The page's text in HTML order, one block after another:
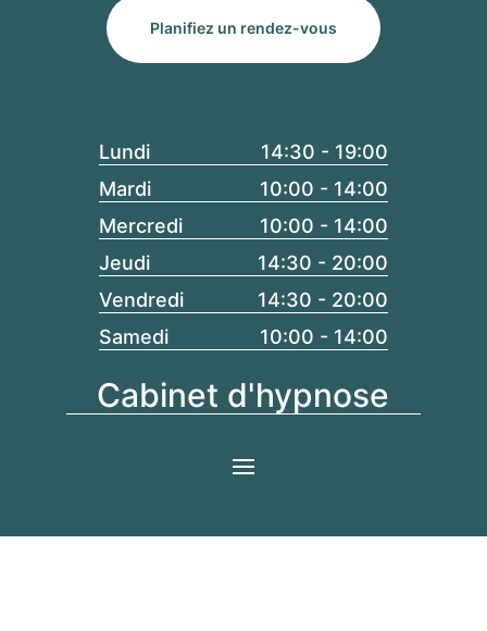
Planifiez un rendez-vous
Lundi
14:30 - 19:00
Mardi
10:00 - 14:00
Mercredi
10:00 - 14:00
Jeudi
14:30 - 20:00
Vendredi
14:30 - 20:00
Samedi
10:00 - 14:00
Cabinet d'hypnose